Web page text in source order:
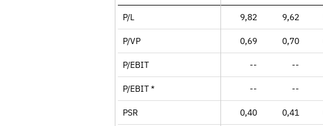
P/L 9,82 9,62
P/VP 0,69 0,70
P/EBIT -- --
P/EBIT * -- --
PSR 0,40 0,41